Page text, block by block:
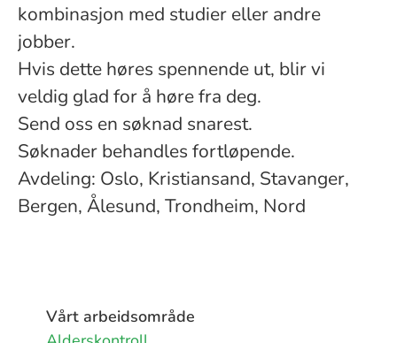
kombinasjon med studier eller andre
jobber.
Hvis dette høres spennende ut, blir vi
veldig glad for å høre fra deg.
Send oss en søknad snarest.
Søknader behandles fortløpende.
Avdeling: Oslo, Kristiansand, Stavanger,
Bergen, Ålesund, Trondheim, Nord
Vårt arbeidsområde